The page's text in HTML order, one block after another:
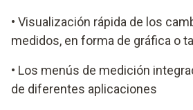
• Visualización rápida de los
medidos, en forma de gráfica o
• Los menús de medición
de diferentes aplicaciones